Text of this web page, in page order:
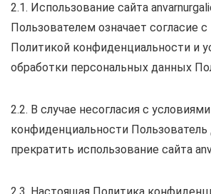
2.1. Использование сайта
Пользователем означает согласие
Политикой конфиденциальности и
обработки персональных данных
2.2. В случае несогласия с
конфиденциальности
прекратить использование сайта